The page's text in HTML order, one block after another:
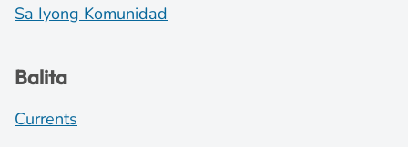
Sa Iyong Komunidad
Balita
Currents